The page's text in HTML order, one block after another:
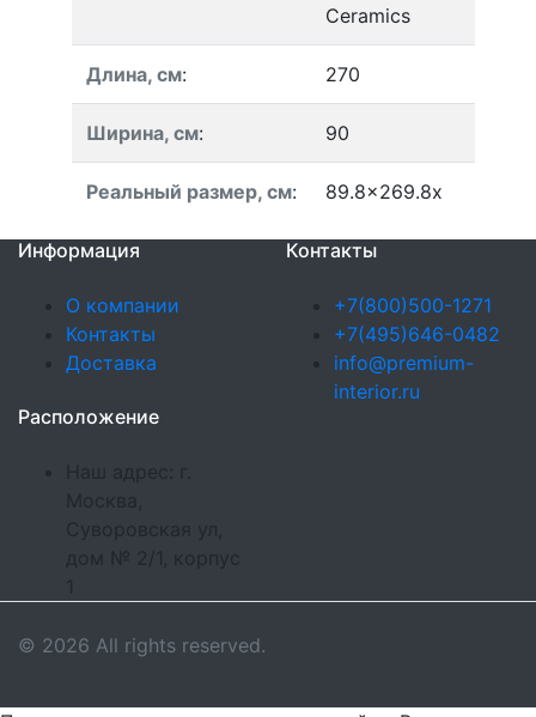
Ceramics
Длина, см: 270
Ширина, см: 90
Реальный размер, см: 89.8x269.8x
Информация
О компании
Контакты
Доставка
Контакты
+7(800)500-1271
+7(495)646-0482
info@premium-
interior.ru
Расположение
Наш адрес: г.
Москва,
Суворовская ул,
дом № 2/1, корпус
© 2026 All rights reserved.